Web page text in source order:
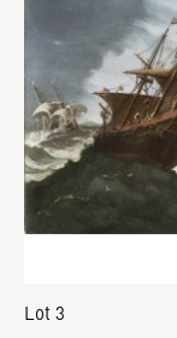
Lot 3